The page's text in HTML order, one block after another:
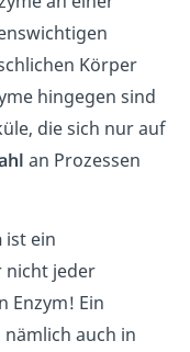
Körper
hingegen sind
die sich nur auf
an Prozessen
ist ein
nicht jeder
Enzym! Ein
nämlich auch in